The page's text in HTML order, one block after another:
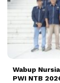
Wabup
PWI NTB